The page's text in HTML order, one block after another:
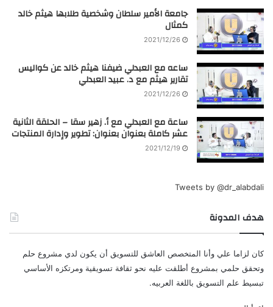
جامعة الأمير سلطان وشخصية طلابها هيثم خالد
كمثال
2021/12/26
ساعه مع العبدلي ضيفنا هيثم خالد عن كواليس
تقارير هيثم مع د. عبيد العبدلي
2021/12/26
ساعة مع العبدلي مع أ. زهير سقا – الحلقة الثانية
عشر كاملة بعنوان بعنوان: تطوير وإدارة المنتجات
2021/12/19
Tweets by @dr_alabdali
هدف المدونة
كان لزاما علي وأنا المتخصص العاشق للتسويق أن يكون لدي مشروع حلم
وتحقق حلمي بمشروع أطلقت عليه نحو ثقافة تسويقية ومرتكزه الأساسي
تبسيط علم التسويق باللغة العربيه.